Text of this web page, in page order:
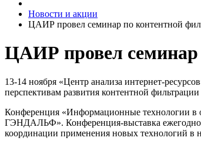
Новости и акции
ЦАИР провел семинар по контентной
ЦАИР провел семинар
13-14 ноября «Центр анализа интернет-
перспективам развития контентной
Конференция «Информационные технологии в
ГЭНДАЛЬФ». Конференция-выставка ежегодно
координации применения новых технологий в